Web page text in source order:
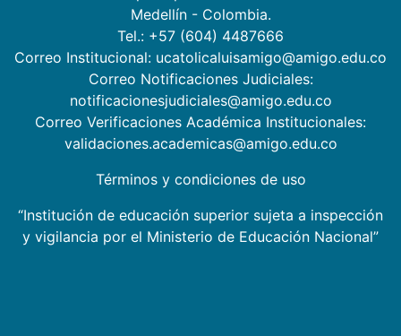
Medellín - Colombia.
Tel.: +57 (604) 4487666
Correo Institucional: ucatolicaluisamigo@amigo.edu.co
Correo Notificaciones Judiciales:
notificacionesjudiciales@amigo.edu.co
Correo Verificaciones Académica Institucionales:
validaciones.academicas@amigo.edu.co
Términos y condiciones de uso
“Institución de educación superior sujeta a inspección
y vigilancia por el Ministerio de Educación Nacional”